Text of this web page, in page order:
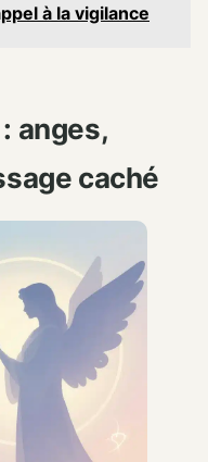
à la vigilance
anges,
caché